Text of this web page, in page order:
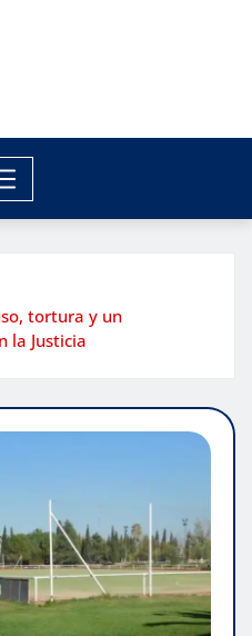
tortura y un
la Justicia